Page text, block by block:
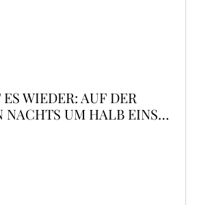
WIEDER: AUF DER R
UM HALB EINS …